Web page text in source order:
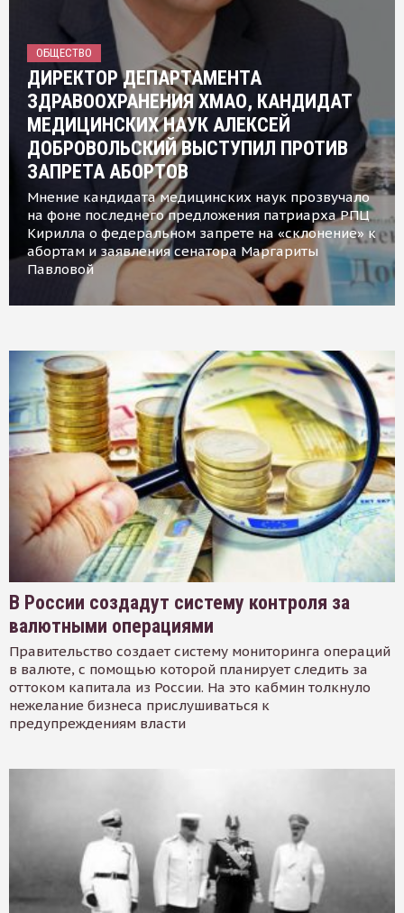
ОБЩЕСТВО
ДИРЕКТОР ДЕПАРТАМЕНТА
ЗДРАВООХРАНЕНИЯ ХМАО, КАНДИДАТ
МЕДИЦИНСКИХ НАУК АЛЕКСЕЙ
ДОБРОВОЛЬСКИЙ ВЫСТУПИЛ ПРОТИВ
ЗАПРЕТА АБОРТОВ
Мнение кандидата медицинских наук прозвучало
на фоне последнего предложения патриарха РПЦ
Кирилла о федеральном запрете на «склонение» к
абортам и заявления сенатора Маргариты
Павловой
В России создадут систему контроля за
валютными операциями
Правительство создает систему мониторинга операций
в валюте, с помощью которой планирует следить за
оттоком капитала из России. На это кабмин толкнуло
нежелание бизнеса прислушиваться к
предупреждениям власти